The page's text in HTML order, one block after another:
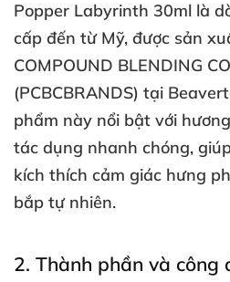
Popper Labyrinth 30ml là
cấp đến từ Mỹ, được sản
COMPOUND BLENDING
(PCBCBRANDS) tại
phẩm này nổi bật với
tác dụng nhanh chóng,
kích thích cảm giác hưng
bắp tự nhiên.
2. Thành phần và công